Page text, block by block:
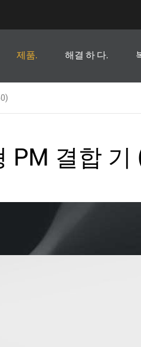
제품. 해결 하 다.
PM 결합 기